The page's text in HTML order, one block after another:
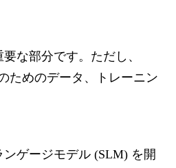
な部分です。ただし、
ためのデータ、トレーニン
ゲージモデル (SLM) を開